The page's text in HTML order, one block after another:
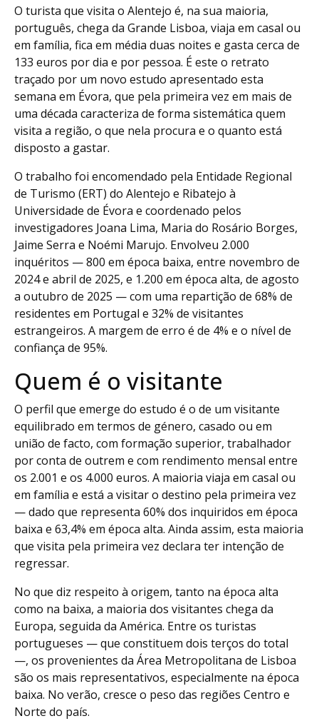
O turista que visita o Alentejo é, na sua maioria,
português, chega da Grande Lisboa, viaja em casal ou
em família, fica em média duas noites e gasta cerca de
133 euros por dia e por pessoa. É este o retrato
traçado por um novo estudo apresentado esta
semana em Évora, que pela primeira vez em mais de
uma década caracteriza de forma sistemática quem
visita a região, o que nela procura e o quanto está
disposto a gastar.
O trabalho foi encomendado pela Entidade Regional
de Turismo (ERT) do Alentejo e Ribatejo à
Universidade de Évora e coordenado pelos
investigadores Joana Lima, Maria do Rosário Borges,
Jaime Serra e Noémi Marujo. Envolveu 2.000
inquéritos — 800 em época baixa, entre novembro de
2024 e abril de 2025, e 1.200 em época alta, de agosto
a outubro de 2025 — com uma repartição de 68% de
residentes em Portugal e 32% de visitantes
estrangeiros. A margem de erro é de 4% e o nível de
confiança de 95%.
Quem é o visitante
O perfil que emerge do estudo é o de um visitante
equilibrado em termos de género, casado ou em
união de facto, com formação superior, trabalhador
por conta de outrem e com rendimento mensal entre
os 2.001 e os 4.000 euros. A maioria viaja em casal ou
em família e está a visitar o destino pela primeira vez
— dado que representa 60% dos inquiridos em época
baixa e 63,4% em época alta. Ainda assim, esta maioria
que visita pela primeira vez declara ter intenção de
regressar.
No que diz respeito à origem, tanto na época alta
como na baixa, a maioria dos visitantes chega da
Europa, seguida da América. Entre os turistas
portugueses — que constituem dois terços do total
—, os provenientes da Área Metropolitana de Lisboa
são os mais representativos, especialmente na época
baixa. No verão, cresce o peso das regiões Centro e
Norte do país.